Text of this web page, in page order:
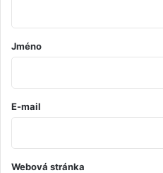
ř
Jméno
E-mail
Webová stránka